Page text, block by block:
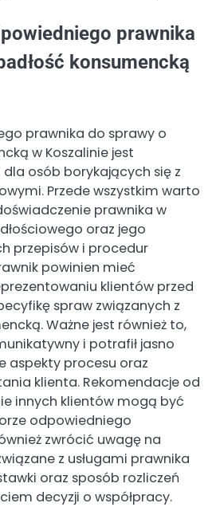
prawnika
konsumencką
prawnika do sprawy o
w Koszalinie jest
osób borykających się z
Przede wszystkim warto
prawnika w
oraz jego
przepisów i procedur
powinien mieć
klientów przed
spraw związanych z
Ważne jest również to,
i potrafił jasno
aspekty procesu oraz
klienta. Rekomendacje od
innych klientów mogą być
odpowiedniego
zwrócić uwagę na
z usługami prawnika
oraz sposób rozliczeń
decyzji o współpracy.